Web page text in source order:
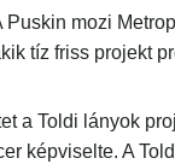
mozi
tíz friss projekt
aToldi lányok
képviselte. A